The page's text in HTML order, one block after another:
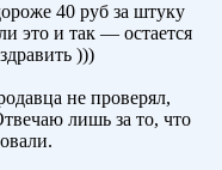
40 руб за штуку
это и так — остается
)))
не проверял,
лишь за то, что